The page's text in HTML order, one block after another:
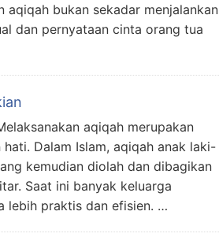
aqiqah bukan sekadar menjalankan
dan pernyataan cinta orang tua
aqiqah merupakan
Dalam Islam, aqiqah anak laki-
kemudian diolah dan dibagikan
Saat ini banyak keluarga
lebih praktis dan efisien. …